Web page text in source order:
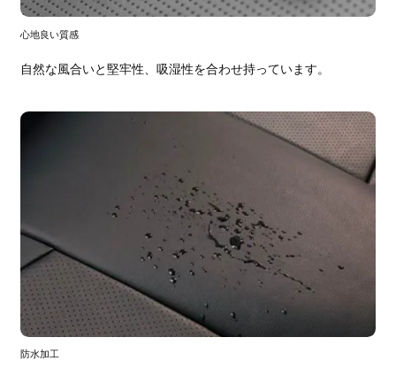
心地良い質感
自然な風合いと堅牢性、吸湿性を合わせ持っています。
防水加工